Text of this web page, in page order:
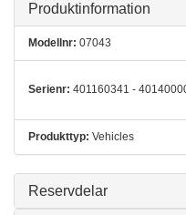
Produktinformation
Modellnr: 07043
Serienr: 401160341 -
Produkttyp: Vehicles
Reservdelar